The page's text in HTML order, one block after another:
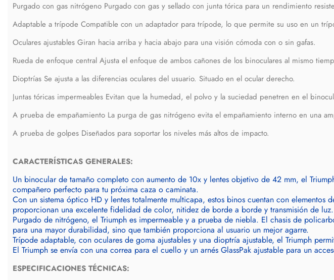
Purgado con gas nitrógeno Purgado con gas y sellado con junta tórica para un rendimiento
Adaptable a trípode Compatible con un adaptador para trípode, lo que permite su uso en un
Oculares ajustables Giran hacia arriba y hacia abajo para una visión cómoda con o sin gafas.
Rueda de enfoque central Ajusta el enfoque de ambos cañones de los binoculares al mismo
Dioptrías Se ajusta a las diferencias oculares del usuario. Situado en el ocular derecho.
Juntas tóricas impermeables Evitan que la humedad, el polvo y la suciedad penetren en el
A prueba de empañamiento La purga de gas nitrógeno evita el empañamiento interno en una
A prueba de golpes Diseñados para soportar los niveles más altos de impacto.
CARACTERÍSTICAS GENERALES:
Un binocular de tamaño completo con aumento de 10x y lentes objetivo de 42 mm, el
compañero perfecto para tu próxima caza o caminata.
Con un sistema óptico HD y lentes totalmente multicapa, estos binos cuentan con
proporcionan una excelente fidelidad de color, nitidez de borde a borde y transmisión de luz.
Purgado de nitrógeno, el Triumph es impermeable y a prueba de niebla. El chasis de
para una mayor durabilidad, sino que también proporciona al usuario un mejor agarre.
Trípode adaptable, con oculares de goma ajustables y una dioptría ajustable, el Triumph
El Triumph se envía con una correa para el cuello y un arnés GlassPak ajustable para un
ESPECIFICACIONES TÉCNICAS: